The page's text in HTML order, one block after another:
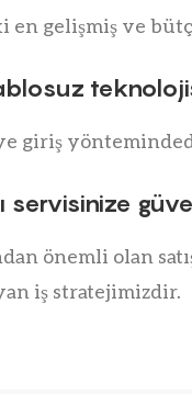
en gelişmiş ve
giriş
servisinize
önemli olan
iş stratejimizdir.